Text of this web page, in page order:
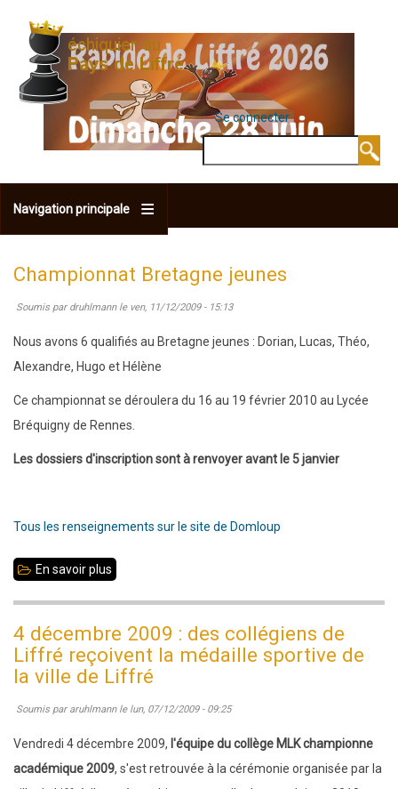
contenu
principal
MENU DU
Se connecter
Navigation principale
Championnat Bretagne jeunes
Soumis par druhlmannle ven, 11/12/2009 - 15:13
Nous avons 6 qualifiés au Bretagne jeunes : Dorian, Lucas, Théo,
Alexandre, Hugo et Hélène
Ce championnat se déroulera du 16 au 19 février 2010 au Lycée
Bréquigny de Rennes.
Les dossiers d'inscription sont à renvoyer avant le 5 janvier
Tous les renseignements sur le site de Domloup
En savoir plus
jeunes
4 décembre 2009 : des collégiens de
Liffré reçoivent la médaille sportive de
la ville de Liffré
Soumis par aruhlmannle lun, 07/12/2009 - 09:25
Vendredi 4 décembre 2009, l'équipe du collège MLK championne
académique 2009, s'est retrouvée à la cérémonie organisée par la